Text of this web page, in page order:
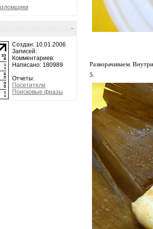
-
Создан: 10.01.2006
Записей:
Комментариев:
Написано: 180989
Отчеты:
Посетители
Поисковые фразы
Разворачиваем.
5.